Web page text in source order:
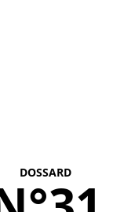
DOSSARD